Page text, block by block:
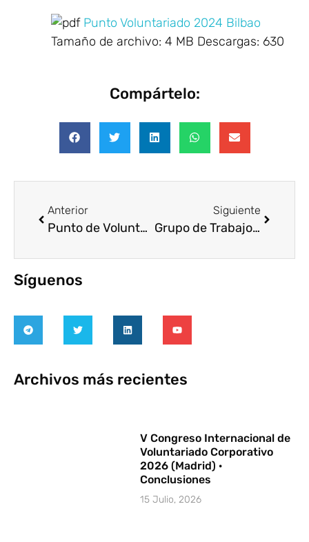
Punto Voluntariado 2024 Bilbao
Tamaño de archivo: 4 MB Descargas: 630
Compártelo:
Anterior
Punto de Voluntariado Sevilla (Mayo 2024)
Siguiente
Grupo de Trabajo Voluntare. Reportar el Voluntariado en la CSRD
Síguenos
Archivos más recientes
V Congreso Internacional de
Voluntariado Corporativo
2026 (Madrid) ·
Conclusiones
15 Julio, 2026